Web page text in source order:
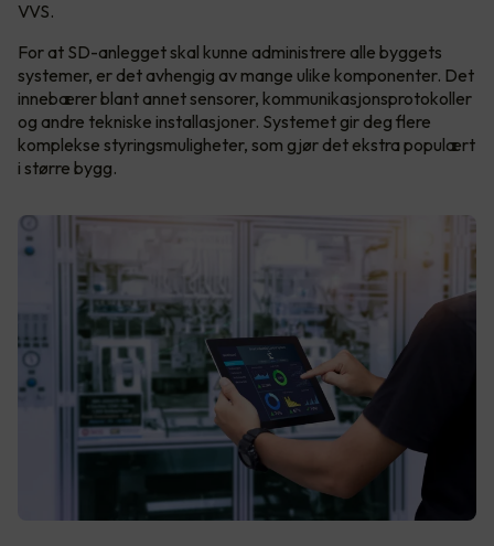
VVS.
For at SD-anlegget skal kunne administrere alle byggets
systemer, er det avhengig av mange ulike komponenter. Det
innebærer blant annet sensorer, kommunikasjonsprotokoller
og andre tekniske installasjoner. Systemet gir deg flere
komplekse styringsmuligheter, som gjør det ekstra populært
i større bygg.